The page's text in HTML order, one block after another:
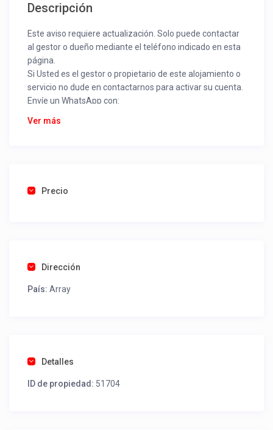
Descripción
Este aviso requiere actualización. Solo puede contactar
al gestor o dueño mediante el teléfono indicado en esta
página.
Si Usted es el gestor o propietario de este alojamiento o
servicio no dude en contactarnos para activar su cuenta.
Envíe un WhatsApp con:
Nombre alojamiento o servicio
Una foto de cuenta de luz o agua o gas que acredite
como un profesional sin COMISIONES ni ESTAFAS.
Tel contacto propiedad:
Ver más
Precio
Dirección
País: Array
Detalles
ID de propiedad: 51704